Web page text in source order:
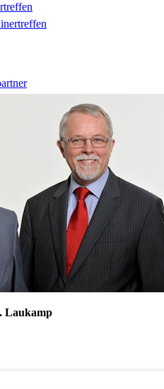
Laukamp